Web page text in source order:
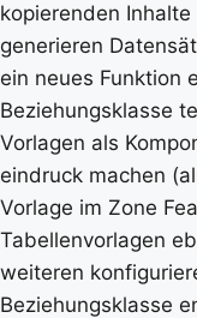
kopierenden
generieren
ein neues Funktion
Beziehungsklasse
Vorlagen als
eindruck machen
Vorlage im Zone
Tabellenvorlagen
weiteren
Beziehungsklasse